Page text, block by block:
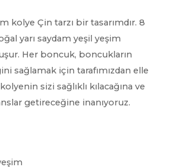
kolye Çin tarzı bir tasarımdır. 8
yarı saydam yeşil yeşim
Her boncuk, boncukların
sağlamak için tarafımızdan elle
sizi sağlıklı kılacağına ve
getireceğine inanıyoruz.